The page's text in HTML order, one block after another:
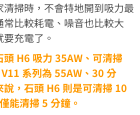
掃時，不會特地開到吸力最
比較耗電、噪音也比較大
充電了。
H6 吸力 35AW、可清掃
系列為 55AW、30 分
，石頭 H6 則是可清掃 10
能清掃 5 分鐘。